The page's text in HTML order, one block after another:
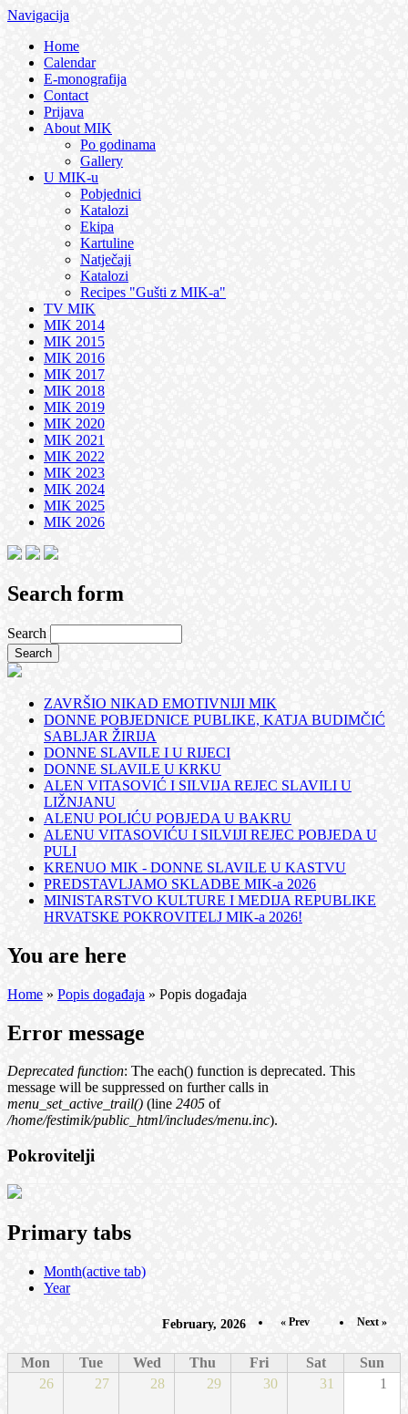
Navigacija
Home
Calendar
E-monografija
Contact
Prijava
About MIK
Po godinama
Gallery
U MIK-u
Pobjednici
Katalozi
Ekipa
Kartuline
Natječaji
Katalozi
Recipes "Gušti z MIK-a"
TV MIK
MIK 2014
MIK 2015
MIK 2016
MIK 2017
MIK 2018
MIK 2019
MIK 2020
MIK 2021
MIK 2022
MIK 2023
MIK 2024
MIK 2025
MIK 2026
Search form
Search
ZAVRŠIO NIKAD EMOTIVNIJI MIK
DONNE POBJEDNICE PUBLIKE, KATJA BUDIMČIĆ
SABLJAR ŽIRIJA
DONNE SLAVILE I U RIJECI
DONNE SLAVILE U KRKU
ALEN VITASOVIĆ I SILVIJA REJEC SLAVILI U
LIŽNJANU
ALENU POLIĆU POBJEDA U BAKRU
ALENU VITASOVIĆU I SILVIJI REJEC POBJEDA U
PULI
KRENUO MIK - DONNE SLAVILE U KASTVU
PREDSTAVLJAMO SKLADBE MIK-a 2026
MINISTARSTVO KULTURE I MEDIJA REPUBLIKE
HRVATSKE POKROVITELJ MIK-a 2026!
You are here
Home » Popis događaja » Popis događaja
Error message
Deprecated function: The each() function is deprecated. This
message will be suppressed on further calls in
menu_set_active_trail() (line 2405 of
/home/festimik/public_html/includes/menu.inc).
Pokrovitelji
Primary tabs
Month(active tab)
Year
February, 2026 « Prev Next »
Mon Tue Wed Thu Fri Sat
Sun
26
27 28 29 30 31 1